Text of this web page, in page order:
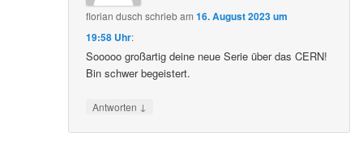
florian dusch schriebam16. August 2023 um
19:58 Uhr:
Sooooo großartig deine neue Serie über das CERN!
Bin schwer begeistert.
Antworten ↓